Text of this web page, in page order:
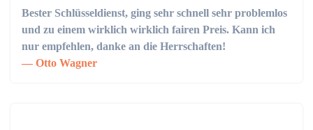
Bester Schlüsseldienst, ging sehr schnell sehr problemlos
und zu einem wirklich wirklich fairen Preis. Kann ich
nur empfehlen, danke an die Herrschaften!
Otto Wagner